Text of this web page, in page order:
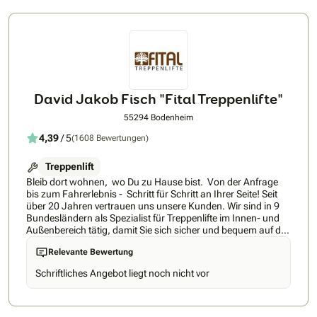
David Jakob Fisch "Fital Treppenlifte"
55294 Bodenheim
4,39/ 5(1608 Bewertungen)
Treppenlift
Bleib dort wohnen, wo Du zu Hause bist. Von der Anfrage
bis zum Fahrerlebnis - Schritt für Schritt an Ihrer Seite! Seit
über 20 Jahren vertrauen uns unsere Kunden. Wir sind in 9
Bundesländern als Spezialist für Treppenlifte im Innen- und
Außenbereich tätig, damit Sie sich sicher und bequem auf der
Treppe bewegen können - zu erstaunlich günstigen Preisen.
FITAL Treppenlifte ist und bleibt ein inhabergeführtes,
unabhängiges und überregionales Treppenliftunternehmen.
Das bietet Ihnen langfristige Sicherheit in den Punkten
Ansprechpartner, Zuständigkeiten, Service und auch
Relevante Bewertung
Schriftliches Angebot liegt noch nicht vor